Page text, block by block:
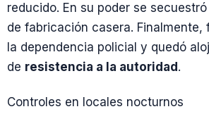
reducido. En su poder se
de fabricación casera. Finalmente,
la dependencia policial y quedó
de resistencia a la autoridad .
Controles en locales nocturnos